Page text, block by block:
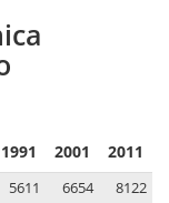
1991 2001 2011
5611 6654
8122